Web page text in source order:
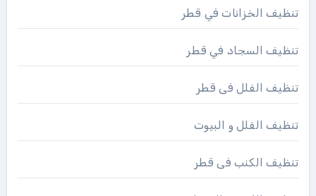
تنظيف الخزانات في قطر
تنظيف السجاد في قطر
تنظيف الفلل فى قطر
تنظيف الفلل و البيوت
تنظيف الكنب فى قطر